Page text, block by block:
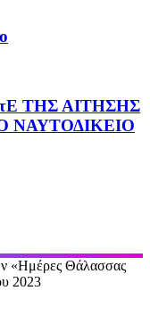
ΤΗΣ ΑΙΤΗΣΗΣ
ΝΑΥΤΟΔΙΚΕΙΟ
«Ημέρες Θάλασσας
2023